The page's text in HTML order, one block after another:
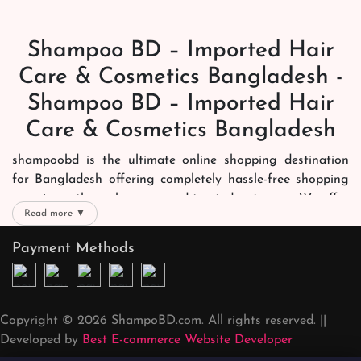
Shampoo BD – Imported Hair
Care & Cosmetics Bangladesh -
Shampoo BD – Imported Hair
Care & Cosmetics Bangladesh
shampoobd is the ultimate online shopping destination
for Bangladesh offering completely hassle-free shopping
experience through secure and trusted gateways. We offer
you trendy and reliable shopping with all your preferred
always joyous. We help you mark the exact choice here.
We offer our customers with memorable online shopping
team works round the clock to personally make sure the
right packages reach on time. You can choose whatever
Read more ▼
Payment Methods
Copyright © 2026 ShampoBD.com. All rights reserved. ||
Developed by Best E-commerce Website Developer